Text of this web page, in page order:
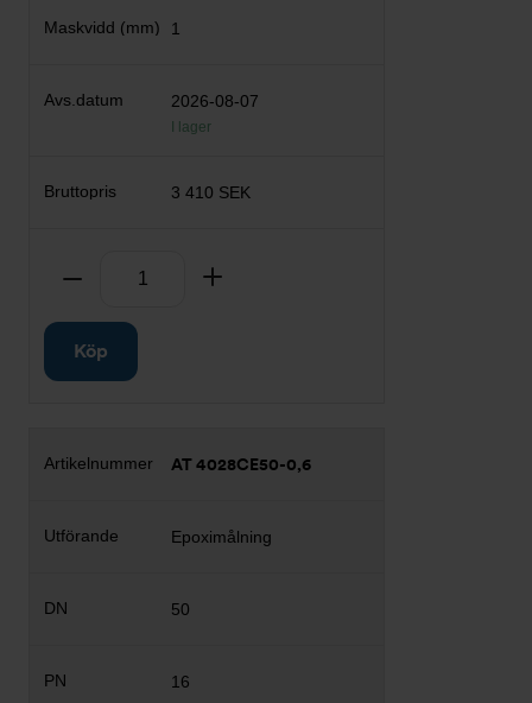
1
2026-08-07
I lager
3 410 SEK
Ta bort
Köp
AT 4028CE50-0,6
Epoximålning
50
16